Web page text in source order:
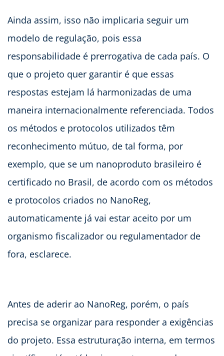
Ainda assim, isso não implicaria seguir um
modelo de regulação, pois essa
responsabilidade é prerrogativa de cada país. O
que o projeto quer garantir é que essas
respostas estejam lá harmonizadas de uma
maneira internacionalmente referenciada. Todos
os métodos e protocolos utilizados têm
reconhecimento mútuo, de tal forma, por
exemplo, que se um nanoproduto brasileiro é
certificado no Brasil, de acordo com os métodos
e protocolos criados no NanoReg,
automaticamente já vai estar aceito por um
organismo fiscalizador ou regulamentador de
fora, esclarece.
Antes de aderir ao NanoReg, porém, o país
precisa se organizar para responder a exigências
do projeto. Essa estruturação interna, em termos